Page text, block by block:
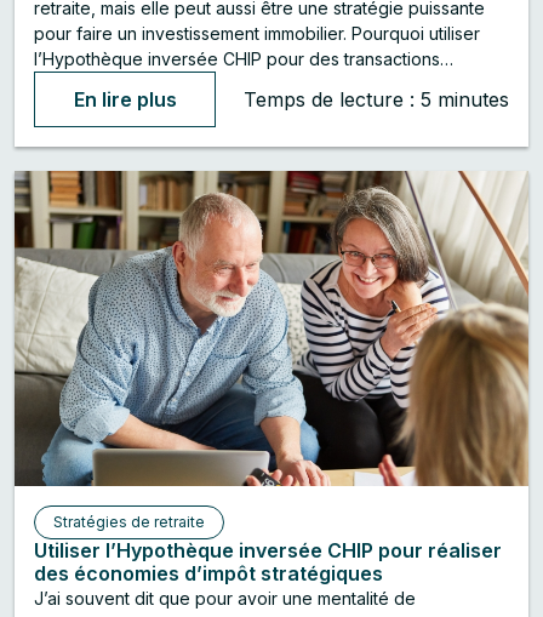
retraite, mais elle peut aussi être une stratégie puissante
pour faire un investissement immobilier. Pourquoi utiliser
l’Hypothèque inversée CHIP pour des transactions
En lire plus Temps de lecture : 5 minutes
Stratégies de retraite
Utiliser l’Hypothèque inversée CHIP pour réaliser
des économies d’impôt stratégiques
J’ai souvent dit que pour avoir une mentalité de